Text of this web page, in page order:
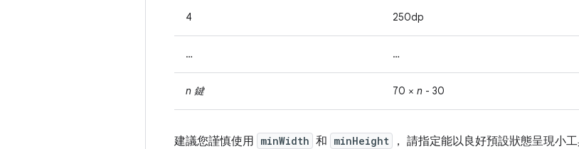
4 250dp
… …
n 鍵 70 × n - 30
建議您謹慎使用 minWidth 和 minHeight ， 請指定能以良好預設狀態呈現小